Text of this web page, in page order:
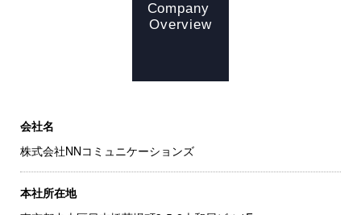
Company
Overview
会社名
株式会社NNコミュニケーションズ
本社所在地